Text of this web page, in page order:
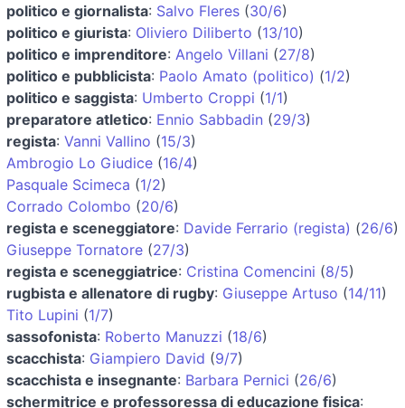
politico e giornalista: Salvo Fleres (30/6)
politico e giurista: Oliviero Diliberto (13/10)
politico e imprenditore: Angelo Villani (27/8)
politico e pubblicista: Paolo Amato (politico) (1/2)
politico e saggista: Umberto Croppi (1/1)
preparatore atletico: Ennio Sabbadin (29/3)
regista: Vanni Vallino (15/3)
Ambrogio Lo Giudice (16/4)
Pasquale Scimeca (1/2)
Corrado Colombo (20/6)
regista e sceneggiatore: Davide Ferrario (regista) (26/6)
Giuseppe Tornatore (27/3)
regista e sceneggiatrice: Cristina Comencini (8/5)
rugbista e allenatore di rugby: Giuseppe Artuso (14/11)
Tito Lupini (1/7)
sassofonista: Roberto Manuzzi (18/6)
scacchista: Giampiero David (9/7)
scacchista e insegnante: Barbara Pernici (26/6)
schermitrice e professoressa di educazione fisica: